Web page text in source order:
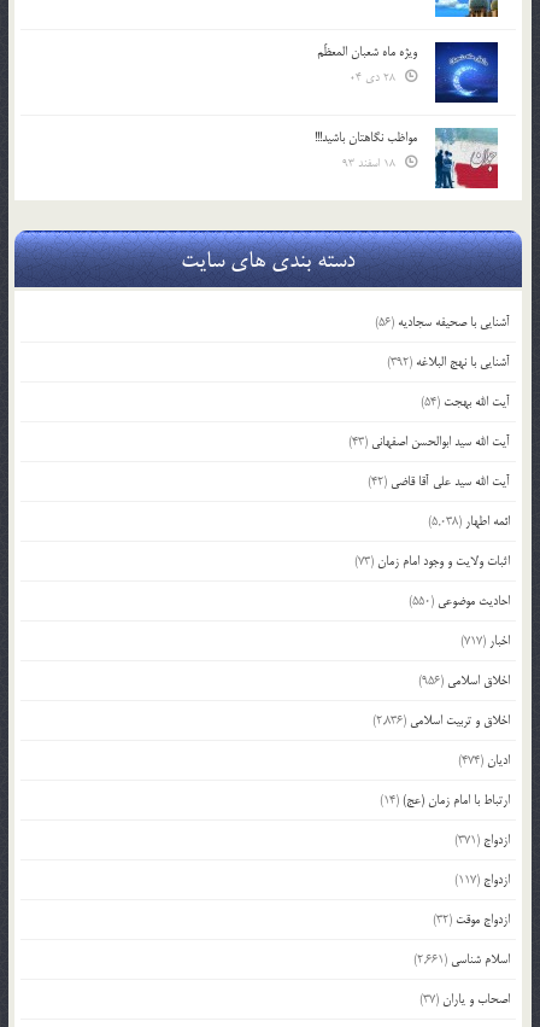
ویژه ماه شعبان المعظّم
مواظب نگاهتان باشید!!!
دسته بندی های سایت
آشنایی با صحیفه سجادیه (56)
آشنایی با نهج البلاغه (392)
آیت الله بهجت (54)
آیت الله سید ابوالحسن اصفهانی (43)
آیت الله سید علی آقا قاضی (42)
ائمه اطهار (5,038)
اثبات ولایت و وجود امام زمان(73)
احادیث موضوعی (550)
اخبار (717)
اخلاق اسلامی (956)
اخلاق و تربیت اسلامی (2,836)
ادیان(474)
ارتباط با امام زمان (عج)(14)
ازدواج (371)
ازدواج (117)
ازدواج موقت (32)
اسلام شناسی (2,661)
اصحاب و یاران(37)